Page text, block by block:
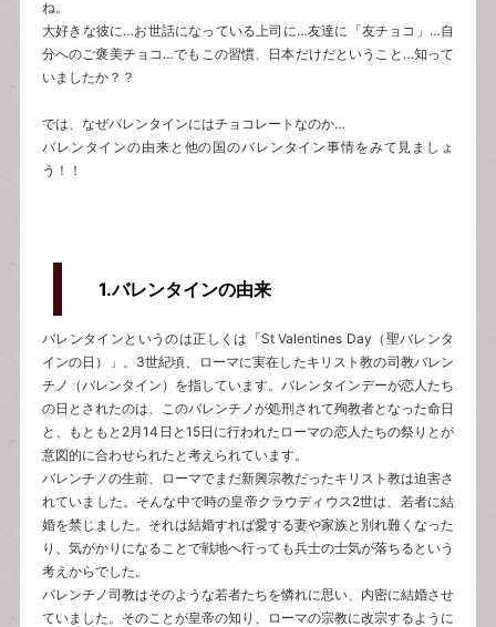
ね。
大好きな彼に…お世話になっている上司に…友達に「友チョコ」…自
分へのご褒美チョコ…でもこの習慣、日本だけだということ…知って
いましたか？？
では、なぜバレンタインにはチョコレートなのか…
バレンタインの由来と他の国のバレンタイン事情をみて見ましょ
う！！
1.バレンタインの由来
バレンタインというのは正しくは「St Valentines Day（聖バレンタ
インの日）」。3世紀頃、ローマに実在したキリスト教の司教バレン
チノ（バレンタイン）を指しています。バレンタインデーが恋人たち
の日とされたのは、このバレンチノが処刑されて殉教者となった命日
と、もともと2月14日と15日に行われたローマの恋人たちの祭りとが
意図的に合わせられたと考えられています。
バレンチノの生前、ローマでまだ新興宗教だったキリスト教は迫害さ
れていました。そんな中で時の皇帝クラウディウス2世は、若者に結
婚を禁じました。それは結婚すれば愛する妻や家族と別れ難くなった
り、気がかりになることで戦地へ行っても兵士の士気が落ちるという
考えからでした。
バレンチノ司教はそのような若者たちを憐れに思い、内密に結婚させ
ていました。そのことが皇帝の知り、ローマの宗教に改宗するように